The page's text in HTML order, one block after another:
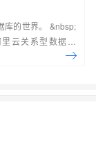
库的世界。 &nbsp;
云关系型数据库
、可弹性伸缩的在